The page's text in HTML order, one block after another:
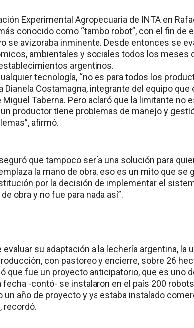
Experimental Agropecuaria de INTA en
conocido como “tambo robot”, con el fin de
se avizoraba inminente. Desde entonces se
ambientales y sociales todos los meses
argentinos.
tecnología, “no es para todos los
Dianela Costamagna, integrante del equipo
Miguel Taberna. Pero aclaró que la limitante no
productor tiene problemas de manejo y
afirmó.
que tampoco sería una solución para
la mano de obra, eso es un mito que se
por la decisión de implementar el
obra y no fue para nada así”.
su adaptación a la lechería argentina, la
con pastoreo y encierre, sobre 26
que fue un proyecto anticipatorio, que es uno
fecha -contó- se instalaron en el país 200
un año de proyecto y ya estaba instalado
recordó.